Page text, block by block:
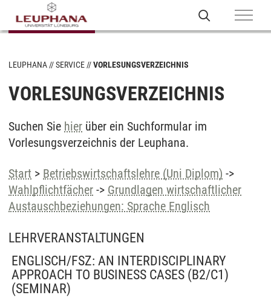
LEUPHANA SERVICE VORLESUNGSVERZEICHNIS
VORLESUNGSVERZEICHNIS
Suchen Sie hier über ein Suchformular im
Vorlesungsverzeichnis der Leuphana.
Start > Betriebswirtschaftslehre (Uni Diplom) ->
Wahlpflichtfächer -> Grundlagen wirtschaftlicher
Austauschbeziehungen: Sprache Englisch
LEHRVERANSTALTUNGEN
ENGLISCH/FSZ: AN INTERDISCIPLINARY
APPROACH TO BUSINESS CASES (B2/C1)
(SEMINAR)